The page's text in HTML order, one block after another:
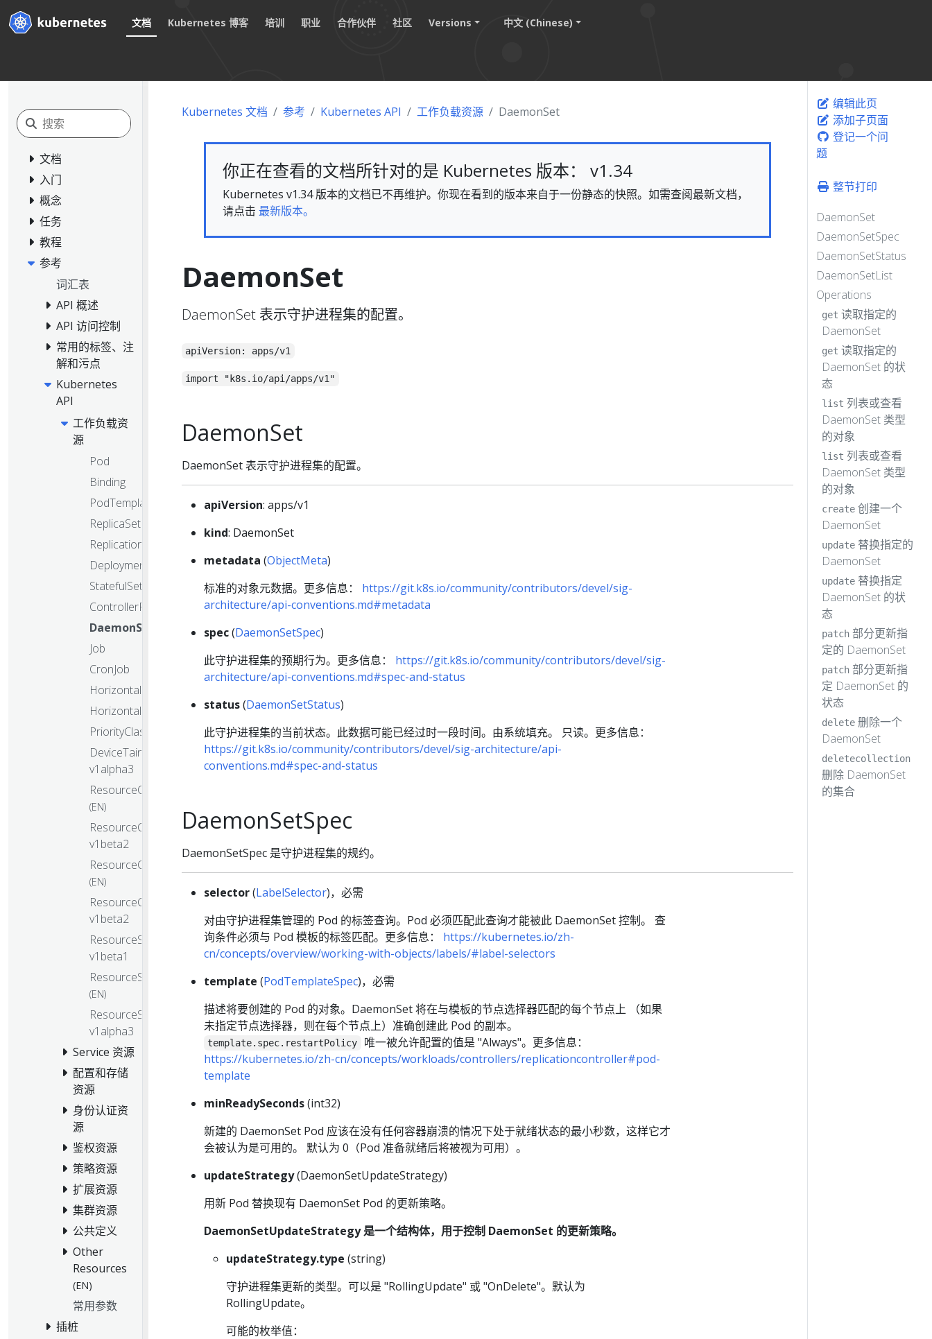
文档 Kubernetes 博客 培训 职业 合作伙伴 社区 Versions 中文 (Chinese)
文档
入门
概念
任务
教程
参考
词汇表
API 概述
API 访问控制
常用的标签、注
解和污点
Kubernetes
API
工作负载资
源
Pod
Binding
PodTemplate
ReplicaSet
ReplicationController
Deployment
StatefulSet
ControllerRevision
DaemonSet
Job
CronJob
HorizontalPodAutoscaler
HorizontalPodAutoscaler
PriorityClass
DeviceTaintRule
v1alpha3
ResourceClaim
(EN)
ResourceClaim
v1beta2
ResourceClaimTemplate
(EN)
ResourceClaimTemplate
v1beta2
ResourceSlice
v1beta1
ResourceSlice
(EN)
ResourceSlice
v1alpha3
Service 资源
配置和存储
资源
身份认证资
源
鉴权资源
策略资源
扩展资源
集群资源
公共定义
Other
Resources
(EN)
常用参数
插桩
Kubernetes 文档 参考 Kubernetes API 工作负载资源 DaemonSet
你正在查看的文档所针对的是 Kubernetes 版本： v1.34
Kubernetes v1.34 版本的文档已不再维护。你现在看到的版本来自于一份静态的快照。如需查阅最新文档，
请点击 最新版本。
DaemonSet
DaemonSet 表示守护进程集的配置。
apiVersion: apps/v1
import "k8s.io/api/apps/v1"
DaemonSet
DaemonSet 表示守护进程集的配置。
apiVersion: apps/v1
kind: DaemonSet
metadata (ObjectMeta)
标准的对象元数据。更多信息： https://git.k8s.io/community/contributors/devel/sig-
architecture/api-conventions.md#metadata
spec(DaemonSetSpec)
此守护进程集的预期行为。更多信息： https://git.k8s.io/community/contributors/devel/sig-
architecture/api-conventions.md#spec-and-status
status(DaemonSetStatus)
此守护进程集的当前状态。此数据可能已经过时一段时间。由系统填充。 只读。更多信息：
https://git.k8s.io/community/contributors/devel/sig-architecture/api-
conventions.md#spec-and-status
DaemonSetSpec
DaemonSetSpec 是守护进程集的规约。
selector(LabelSelector)，必需
对由守护进程集管理的 Pod 的标签查询。Pod 必须匹配此查询才能被此 DaemonSet 控制。 查
询条件必须与 Pod 模板的标签匹配。更多信息： https://kubernetes.io/zh-
cn/concepts/overview/working-with-objects/labels/#label-selectors
template (PodTemplateSpec)，必需
描述将要创建的 Pod 的对象。DaemonSet 将在与模板的节点选择器匹配的每个节点上 （如果
未指定节点选择器，则在每个节点上）准确创建此 Pod 的副本。
template.spec.restartPolicy
唯一被允许配置的值是 "Always"。更多信息：
https://kubernetes.io/zh-cn/concepts/workloads/controllers/replicationcontroller#pod-
template
minReadySeconds(int32)
新建的 DaemonSet Pod 应该在没有任何容器崩溃的情况下处于就绪状态的最小秒数，这样它才
会被认为是可用的。 默认为 0（Pod 准备就绪后将被视为可用）。
updateStrategy(DaemonSetUpdateStrategy)
用新 Pod 替换现有 DaemonSet Pod 的更新策略。
DaemonSetUpdateStrategy 是一个结构体，用于控制 DaemonSet 的更新策略。
updateStrategy.type (string)
守护进程集更新的类型。可以是 "RollingUpdate" 或 "OnDelete"。默认为
RollingUpdate。
可能的枚举值：
编辑此页
添加子页面
登记一个问
题
整节打印
DaemonSet
DaemonSetSpec
DaemonSetStatus
DaemonSetList
Operations
get 读取指定的
DaemonSet
get 读取指定的
DaemonSet 的状
态
list 列表或查看
DaemonSet 类型
的对象
list 列表或查看
DaemonSet 类型
的对象
create 创建一个
DaemonSet
update 替换指定的
DaemonSet
update 替换指定
DaemonSet 的状
态
patch 部分更新指
定的 DaemonSet
patch 部分更新指
定 DaemonSet 的
状态
delete 删除一个
DaemonSet
deletecollection
删除 DaemonSet
的集合